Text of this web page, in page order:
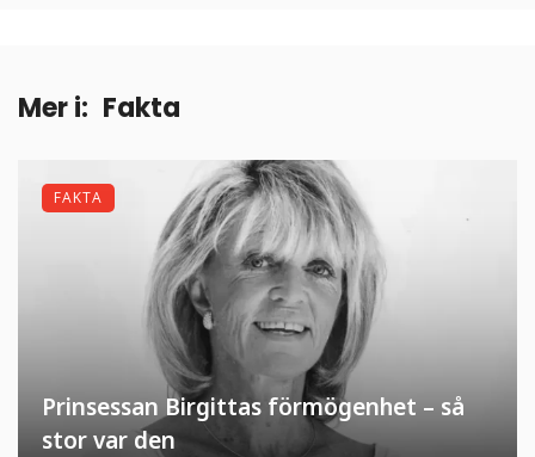
Mer i: Fakta
Prinsessan Birgittas förmögenhet – så
stor var den
FAKTA